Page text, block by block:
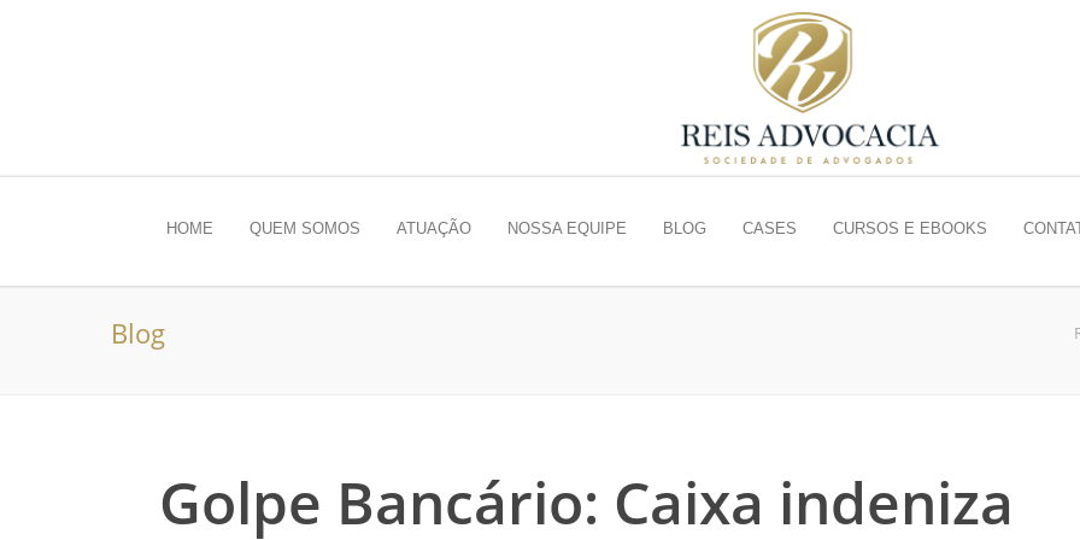
HOME QUEM SOMOS ATUAÇÃO NOSSA EQUIPE BLOG CASES CURSOS E EBOOKS
Blog
Golpe Bancário: Caixa indeniza